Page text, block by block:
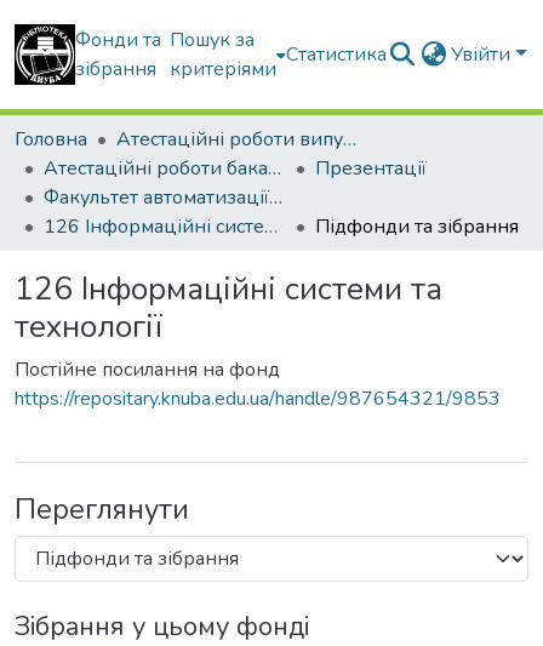
Фонди та
зібрання
Пошук за
критеріями
Статистика Увійти
Головна
Атестаційні роботи випускників
Атестаційні роботи бакалаврів
Презентації
Факультет автоматизації і інформаційних технологій
126 Інформаційні системи та технології
Підфонди та зібрання
126 Інформаційні системи та
технології
Постійне посилання на фонд
https://repositary.knuba.edu.ua/handle/987654321/9853
Переглянути
Зібрання у цьому фонді